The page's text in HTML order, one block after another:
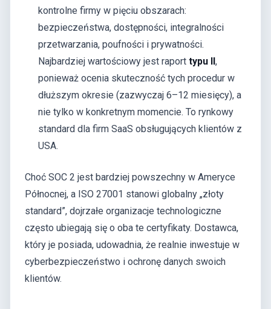
kontrolne firmy w pięciu obszarach:
bezpieczeństwa, dostępności, integralności
przetwarzania, poufności i prywatności.
Najbardziej wartościowy jest raporttypu II,
ponieważ ocenia skuteczność tych procedur w
dłuższym okresie (zazwyczaj 6–12 miesięcy), a
nie tylko w konkretnym momencie. To rynkowy
standard dla firm SaaS obsługujących klientów z
USA.
Choć SOC 2 jest bardziej powszechny w Ameryce
Północnej, a ISO 27001 stanowi globalny „złoty
standard”, dojrzałe organizacje technologiczne
często ubiegają się o oba te certyfikaty. Dostawca,
który je posiada, udowadnia, że realnie inwestuje w
cyberbezpieczeństwo i ochronę danych swoich
klientów.